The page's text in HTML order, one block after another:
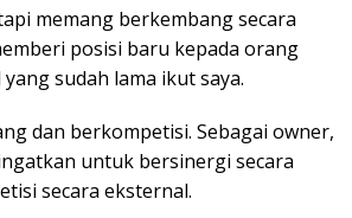
memang berkembang secara
posisi baru kepada orang
sudah lama ikut saya.
dan berkompetisi. Sebagai owner,
untuk bersinergi secara
secara eksternal.